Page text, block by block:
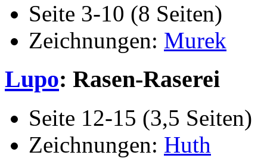
Seite 3-10 (8 Seiten)
Zeichnungen: Murek
Lupo: Rasen-Raserei
Seite 12-15 (3,5 Seiten)
Zeichnungen: Huth